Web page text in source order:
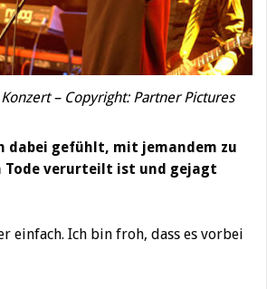
– Copyright: Partner Pictures
dabei gefühlt, mit jemandem zu
Tode verurteilt ist und gejagt
einfach. Ich bin froh, dass es vorbei